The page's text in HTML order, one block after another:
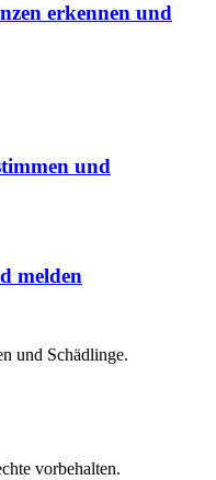
erkennen und
und
melden
und Schädlinge.
vorbehalten.